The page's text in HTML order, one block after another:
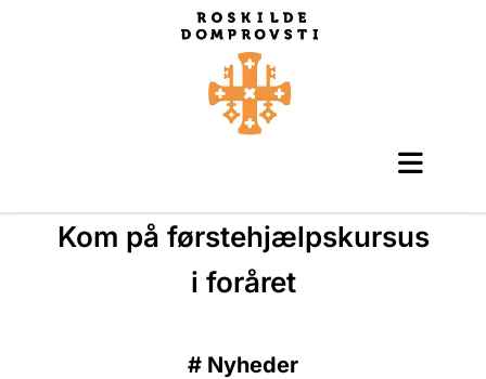
Kom på førstehjælpskursus
i foråret
# Nyheder